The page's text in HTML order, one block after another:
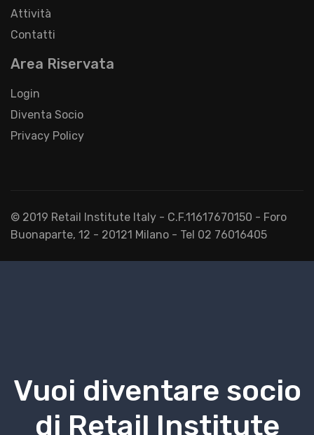
Attività
Contatti
Area Riservata
Login
Diventa Socio
Privacy Policy
© 2019 Retail Institute Italy - C.F.11617670150 - Foro
Buonaparte, 12 - 20121 Milano - Tel 02 76016405
Vuoi diventare socio
di Retail Institute